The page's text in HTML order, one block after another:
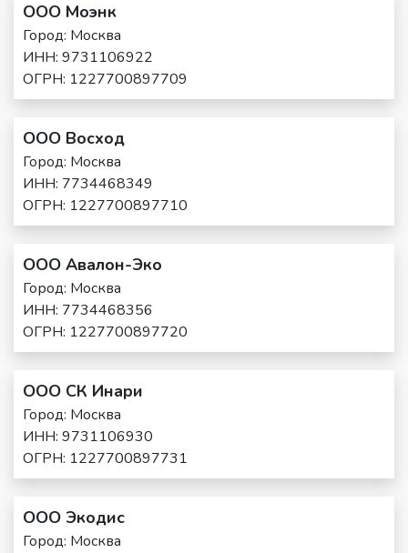
ООО Моэнк
Город: Москва
ИНН: 9731106922
ОГРН: 1227700897709
ООО Восход
Город: Москва
ИНН: 7734468349
ОГРН: 1227700897710
ООО Авалон-Эко
Город: Москва
ИНН: 7734468356
ОГРН: 1227700897720
ООО СК Инари
Город: Москва
ИНН: 9731106930
ОГРН: 1227700897731
ООО Экодис
Город: Москва